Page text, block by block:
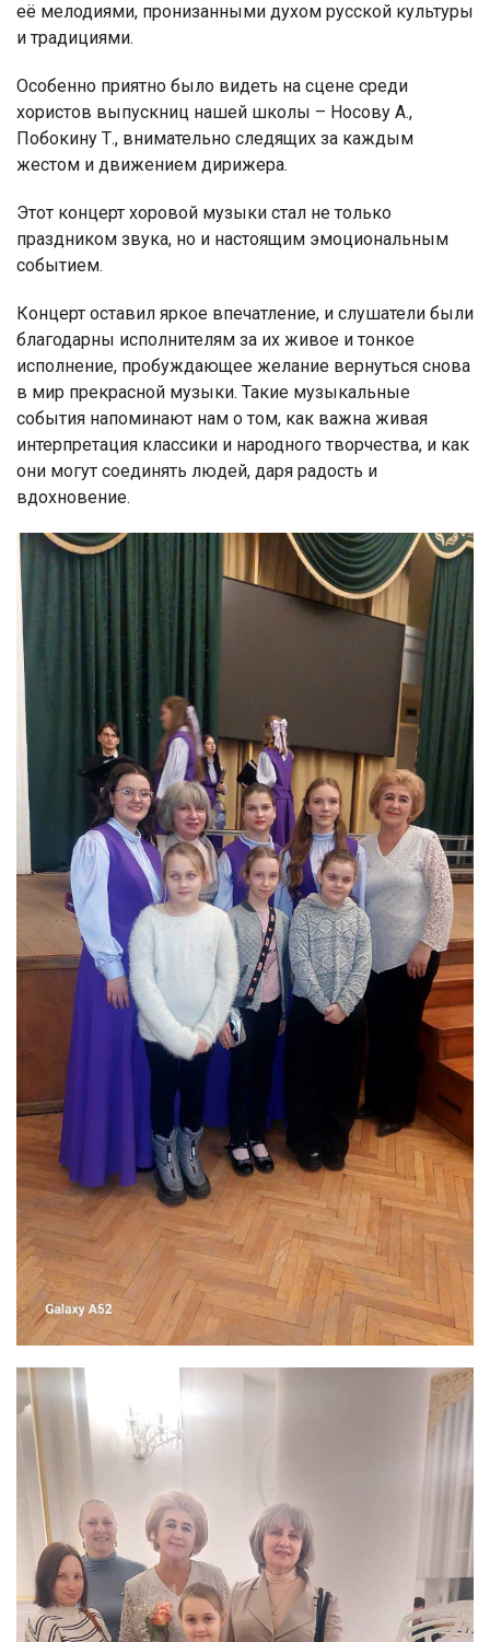
её мелодиями, пронизанными духом русской культуры
и традициями.
Особенно приятно было видеть на сцене среди
хористов выпускниц нашей школы – Носову А.,
Побокину Т., внимательно следящих за каждым
жестом и движением дирижера.
Этот концерт хоровой музыки стал не только
праздником звука, но и настоящим эмоциональным
событием.
Концерт оставил яркое впечатление, и слушатели были
благодарны исполнителям за их живое и тонкое
исполнение, пробуждающее желание вернуться снова
в мир прекрасной музыки. Такие музыкальные
события напоминают нам о том, как важна живая
интерпретация классики и народного творчества, и как
они могут соединять людей, даря радость и
вдохновение.